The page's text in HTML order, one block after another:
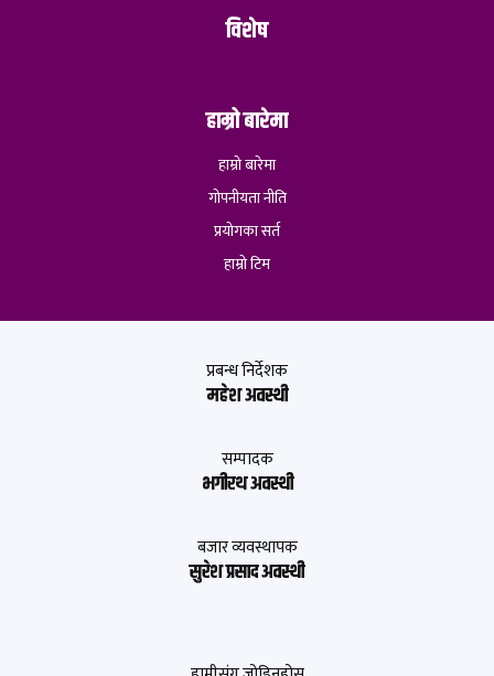
विशेष
हाम्रो बारेमा
हाम्रो बारेमा
गोपनीयता नीति
प्रयोगका सर्त
हाम्रो टिम
प्रबन्ध निर्देशक
महेश अवस्थी
सम्पादक
भगीरथ अवस्थी
बजार व्यवस्थापक
सुरेश प्रसाद अवस्थी